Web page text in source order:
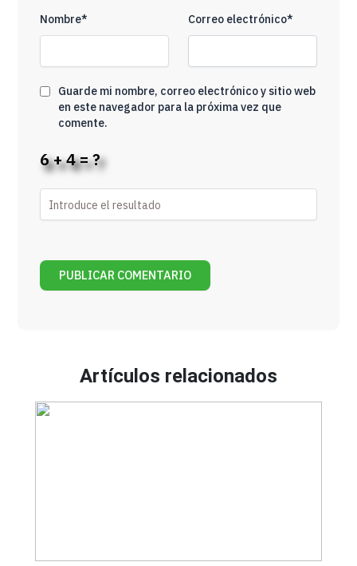
Nombre* Correo electrónico*
Guarde mi nombre, correo electrónico y sitio web
en este navegador para la próxima vez que
comente.
6 + 4 = ?
Artículos relacionados